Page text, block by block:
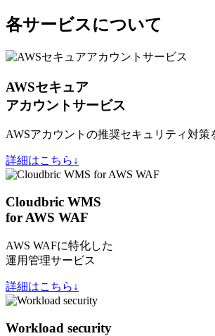
各サービスについて
AWSセキュア
アカウントサービス
AWSアカウントの推奨セキュリティ対策
詳細はこちら↓
Cloudbric WMS
for AWS WAF
AWS WAFに特化した
運用管理サービス
詳細はこちら↓
Workload security